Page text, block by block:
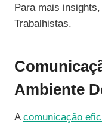
Para mais
Trabalhistas.
Ambiente
Acomunicação